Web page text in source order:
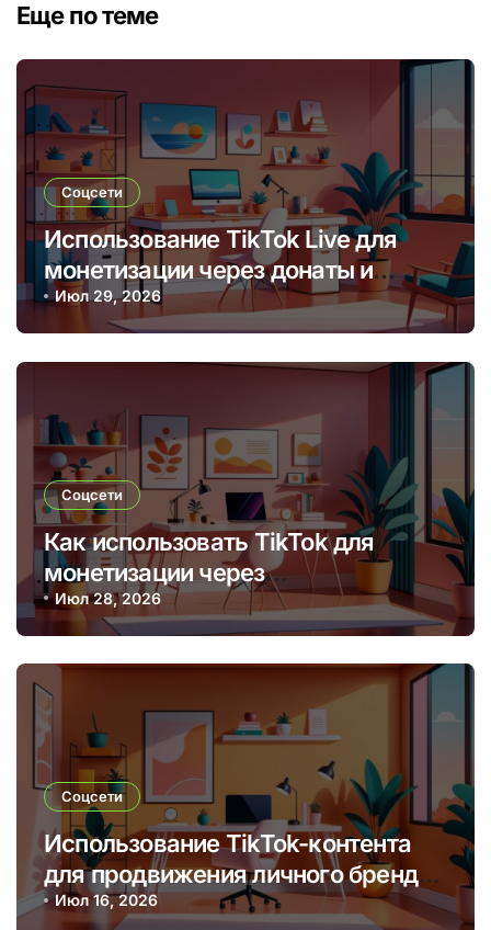
Еще по теме
Соцсети
Использование TikTok Live для
монетизации через донаты и
платные подписки
Июл 29, 2026
Соцсети
Как использовать TikTok для
монетизации через
брендированные видео и
партнерские программы
Июл 28, 2026
Соцсети
Использование TikTok-контента
для продвижения личного бренда
и монетизации через творчество
Июл 16, 2026